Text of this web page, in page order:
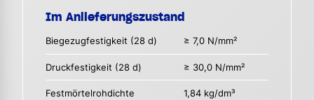
Im Anlieferungszustand
Biegezugfestigkeit (28 d) ≥ 7,0 N/mm²
Druckfestigkeit (28 d) ≥ 30,0 N/mm²
Festmörtelrohdichte 1,84 kg/dm³